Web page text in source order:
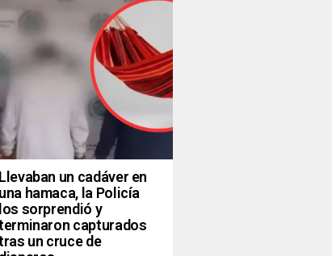
Llevaban un cadáver en
una hamaca, la Policía
los sorprendió y
capturados
un cruce de